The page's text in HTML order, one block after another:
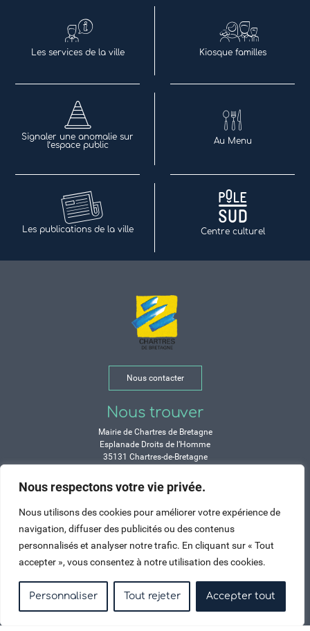
Nous respectons votre vie privée.
Nous utilisons des cookies pour améliorer votre expérience de
navigation, diffuser des publicités ou des contenus
personnalisés et analyser notre trafic. En cliquant sur « Tout
accepter », vous consentez à notre utilisation des cookies.
Personnaliser Tout rejeter Accepter tout
Les services de la ville Kiosque familles
Signaler une anomalie sur
l’espace public
Au Menu
Les publications de la ville Centre culturel
Nous contacter
Nous trouver
Mairie de Chartres de Bretagne
Esplanade Droits de l’Homme
35131 Chartres-de-Bretagne
Durant les congés d’été :
Lundi, mardi, mercredi et vendredi :
de 9h à 12h et de 14h à 17h
Jeudi : de 9h à 12h et de 15h à 17h
Crédits Mentions légales Contactez-nous Plan du site